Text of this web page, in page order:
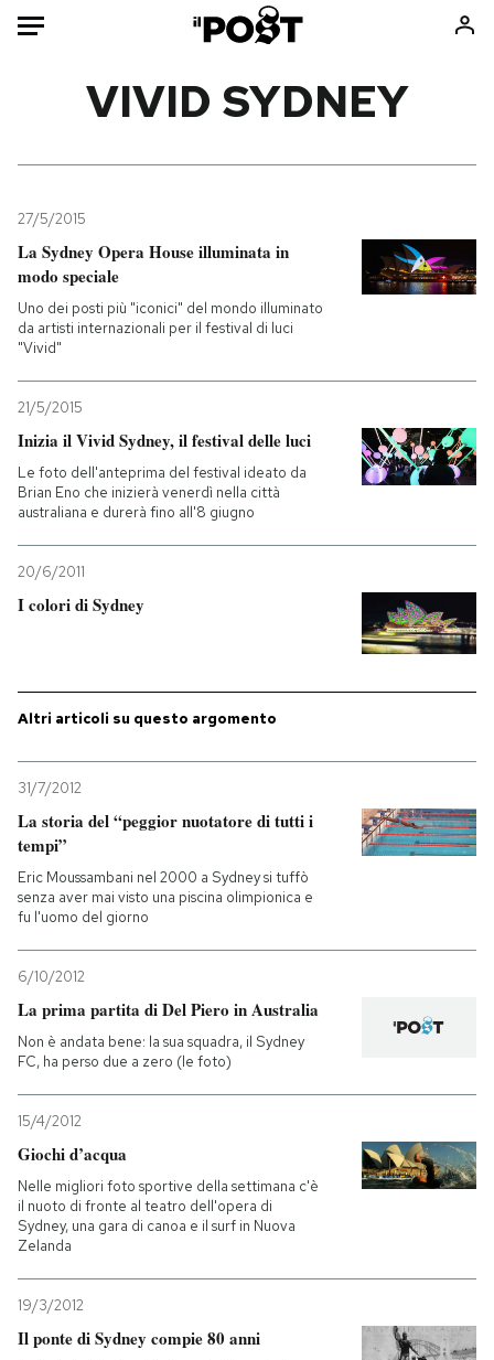
Mondo
Politica
Tecnologia
Internet
Economia
Sport
Consumismi
Ok Boomer!
Mondiali calcio 2026
NEWSLETTER
SHOP
CALENDARIO
AREA PERSONALE
Entra
VIVID SYDNEY
27/5/2015
La Sydney Opera House illuminata in
modo speciale
Uno dei posti più "iconici" del mondo illuminato
da artisti internazionali per il festival di luci
"Vivid"
21/5/2015
Inizia il Vivid Sydney, il festival delle luci
Le foto dell'anteprima del festival ideato da
Brian Eno che inizierà venerdì nella città
australiana e durerà fino all'8 giugno
20/6/2011
I colori di Sydney
Altri articoli su questo argomento
31/7/2012
La storia del “peggior nuotatore di tutti i
tempi”
Eric Moussambani nel 2000 a Sydney si tuffò
senza aver mai visto una piscina olimpionica e
fu l'uomo del giorno
6/10/2012
La prima partita di Del Piero in Australia
Non è andata bene: la sua squadra, il Sydney
FC, ha perso due a zero (le foto)
15/4/2012
Giochi d’acqua
Nelle migliori foto sportive della settimana c'è
il nuoto di fronte al teatro dell'opera di
Sydney, una gara di canoa e il surf in Nuova
Zelanda
19/3/2012
Il ponte di Sydney compie 80 anni